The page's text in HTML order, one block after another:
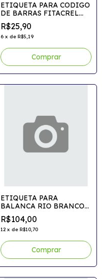
ETIQUETA PARA CODIGO
DE BARRAS FITACREL
Couche 50x30x30m
2carreiras
R$25,90
6 x de R$5,19
ETIQUETA PARA
BALANCA RIO BRANCO
BOBINAS Termica
60mmx40mm 20m
R$104,00
12 x de R$10,70